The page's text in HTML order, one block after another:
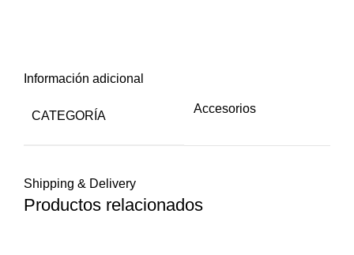
Información adicional
CATEGORÍA
Accesorios
Shipping & Delivery
Productos relacionados